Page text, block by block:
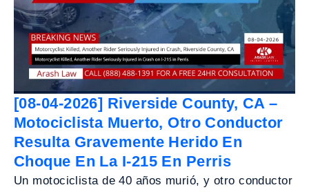
[08-04-2026] Riverside County, CA –
Motociclista Muerto, Otro Conductor
Resulta Gravemente Herido En
Choque En La I-215 En Perris
Un motociclista de 40 años murió, y otro conductor